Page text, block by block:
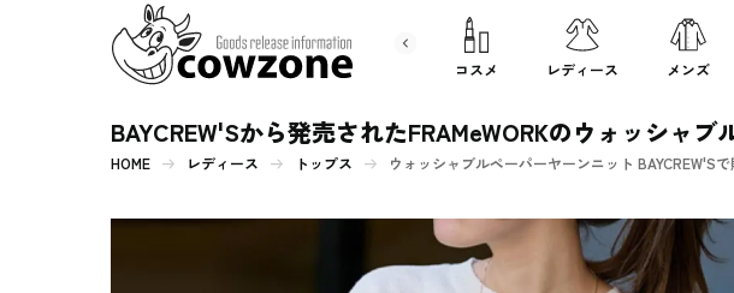
書 籍 文房具 コスメ レディース メンズ
BAYCREW'Sから発売されたFRAMeWORKのウォッシャ
HOME レディース トップス ウォッシャブルペーパーヤーンニット BAYCREW'S